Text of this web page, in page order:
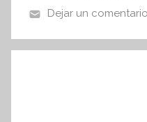
o
o
k
p
p
Dejar un comentario